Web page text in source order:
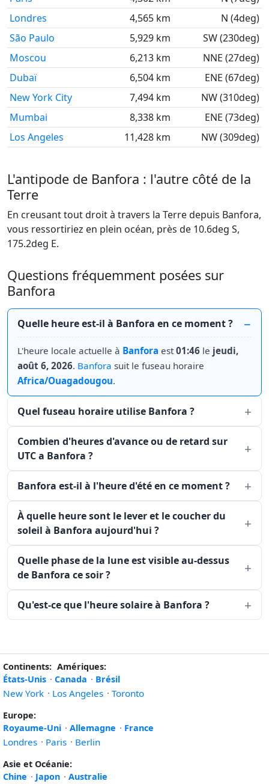
Londres
4,565 km
N (4deg)
São Paulo
5,929 km
SW (230deg)
Moscou
6,213 km
NNE (27deg)
Dubaï
6,504 km
ENE (67deg)
New York City
7,494 km
NW (310deg)
Mumbai
8,338 km
ENE (73deg)
Los Angeles
11,428 km NW (309deg)
L'antipode de Banfora : l'autre côté de la
Terre
En creusant tout droit à travers la Terre depuis Banfora,
vous ressortiriez en plein océan, près de 10.6deg S,
175.2deg E.
Questions fréquemment posées sur
Banfora
Quelle heure est-il à Banfora en ce moment ?
L'heure locale actuelle à Banfora est01:46 le jeudi,
août 6, 2026. Banfora suit le fuseau horaire
Africa/Ouagadougou.
Quel fuseau horaire utilise Banfora ?
Combien d'heures d'avance ou de retard sur
UTC a Banfora ?
Banfora est-il à l'heure d'été en ce moment ?
À quelle heure sont le lever et le coucher du
soleil à Banfora aujourd'hui ?
Quelle phase de la lune est visible au-dessus
de Banfora ce soir ?
Qu'est-ce que l'heure solaire à Banfora ?
Continents: Amériques:
États-Unis · Canada · Brésil
New York · Los Angeles · Toronto
Europe:
Royaume-Uni · Allemagne · France
Londres · Paris · Berlin
Asie et Océanie:
Chine · Japon · Australie